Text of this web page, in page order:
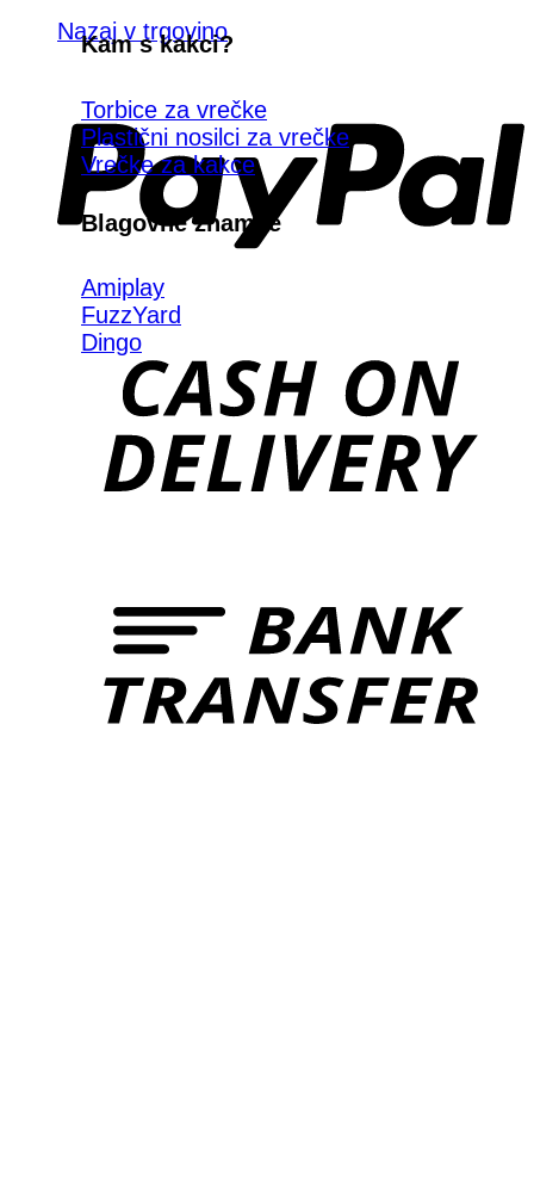
Nazaj v trgovino
Kam s kakci?
Torbice za vrečke
Plastični nosilci za vrečke
Vrečke za kakce
Blagovne znamke
Amiplay
FuzzYard
Dingo